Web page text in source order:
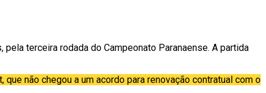
pela terceira rodada do Campeonato Paranaense. A partida
não chegou a um acordo para renovação contratual com o